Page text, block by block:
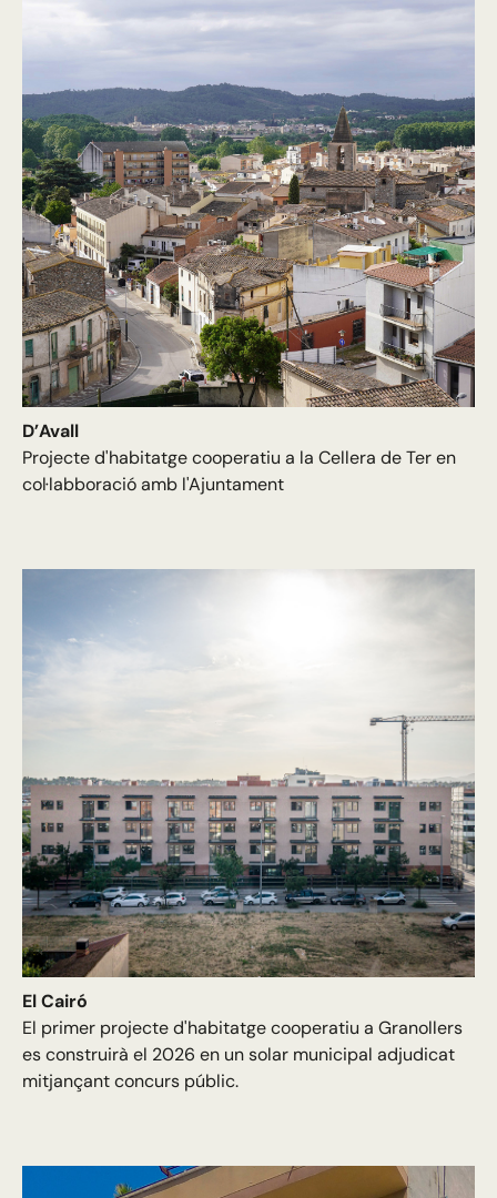
D’Avall
Projecte d'habitatge cooperatiu a la Cellera de Ter en
col·labboració amb l'Ajuntament
El Cairó
El primer projecte d'habitatge cooperatiu a Granollers
es construirà el 2026 en un solar municipal adjudicat
mitjançant concurs públic.